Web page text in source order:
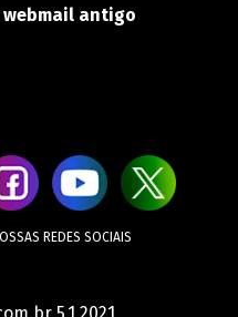
webmail antigo
REDES SOCIAIS